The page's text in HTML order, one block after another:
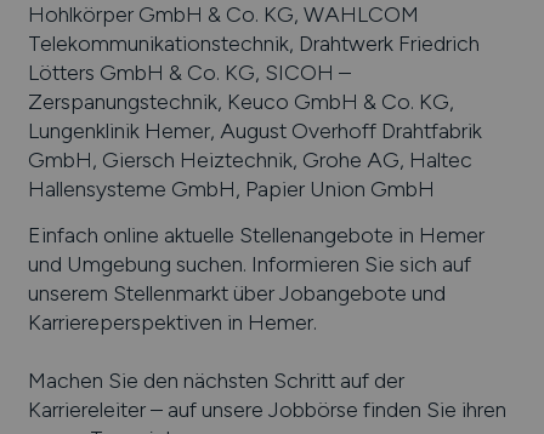
Hohlkörper GmbH & Co. KG, WAHLCOM
Telekommunikationstechnik, Drahtwerk Friedrich
Lötters GmbH & Co. KG, SICOH –
Zerspanungstechnik, Keuco GmbH & Co. KG,
Lungenklinik Hemer, August Overhoff Drahtfabrik
GmbH, Giersch Heiztechnik, Grohe AG, Haltec
Hallensysteme GmbH, Papier Union GmbH
Einfach online aktuelle Stellenangebote in Hemer
und Umgebung suchen. Informieren Sie sich auf
unserem Stellenmarkt über Jobangebote und
Karriereperspektiven in Hemer.
Machen Sie den nächsten Schritt auf der
Karriereleiter – auf unsere Jobbörse finden Sie ihren